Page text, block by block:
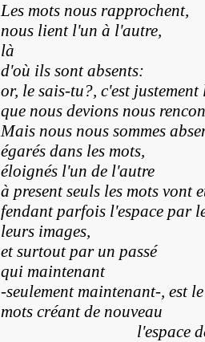
Les mots nous rapprochent,
nous lient l'un à l'autre,
là
d'où ils sont absents:
or, le sais-tu?, c'est justement
que nous devions nous
Mais nous nous sommes
égarés dans les mots,
éloignés l'un de l'autre
à present seuls les mots vont
fendant parfois l'espace par
leurs images,
et surtout par un passé
qui maintenant
-seulement maintenant-, est
mots créant de nouveau
l'espace de